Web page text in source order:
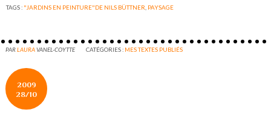
TAGS : "JARDINS EN PEINTURE"DE NILS BÜTTNER PAYSAGE
PARLAURAVANEL-COYTTE CATÉGORIES : MES TEXTES PUBLIÉS
2009
28/10